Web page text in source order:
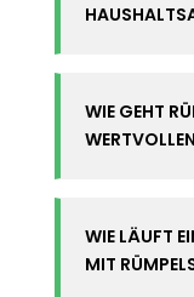
WIE GEHT
WIE LÄUFT
MIT